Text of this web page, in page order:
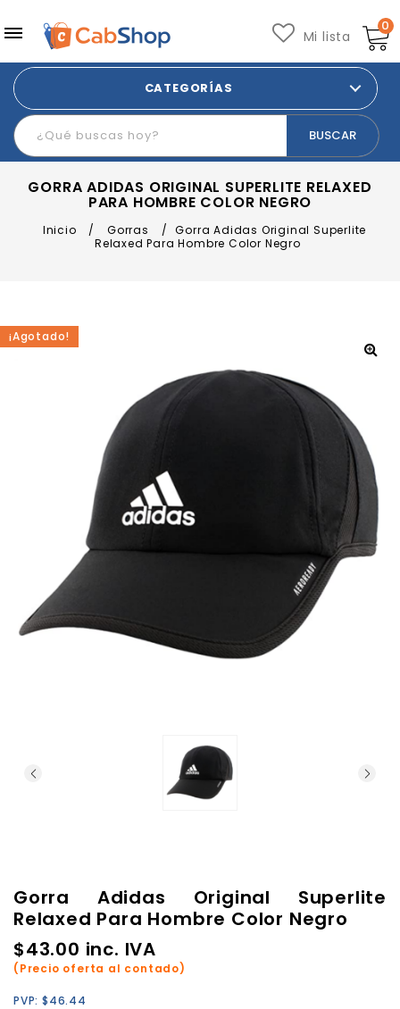
0
Mi lista
CATEGORÍAS
GORRA ADIDAS ORIGINAL SUPERLITE RELAXED
PARA HOMBRE COLOR NEGRO
Inicio / Gorras /
Gorra Adidas Original Superlite
Relaxed Para Hombre Color Negro
¡Agotado!
Gorra Adidas Original Superlite
Relaxed Para Hombre Color Negro
$43.00 inc. IVA
(Precio oferta al contado)
PVP: $46.44